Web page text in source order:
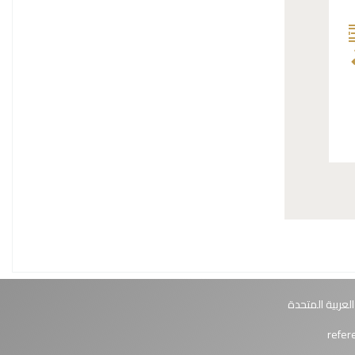
المتحدة